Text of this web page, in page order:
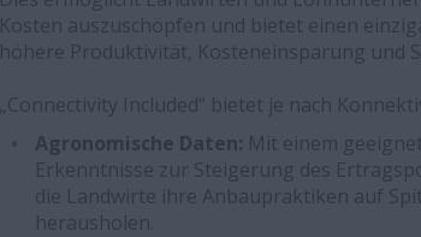
Kosten auszuschöpfen und bietet einen
höhere Produktivität, Kosteneinsparung und
„Connectivity Included“ bietet je nach
Agronomische Daten: Mit einem
Erkenntnisse zur Steigerung des
die Landwirte ihre Anbaupraktiken auf
herausholen.